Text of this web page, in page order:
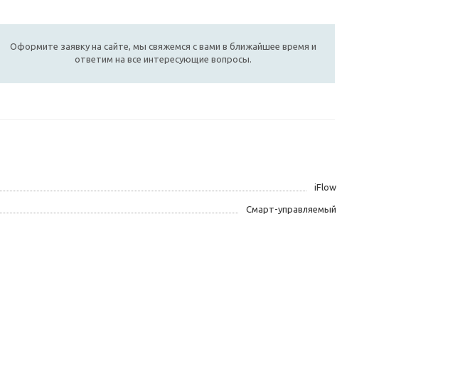
Оформите заявку на сайте, мы свяжемся с вами в ближайшее время и
ответим на все интересующие вопросы.
iFlow
Смарт-управляемый